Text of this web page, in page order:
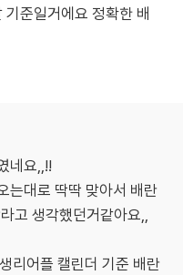
준일거에요 정확한 배
네요,,!!
는대로 딱딱 맞아서 배란
고 생각했던거같아요,,
리어플 캘린더 기준 배란